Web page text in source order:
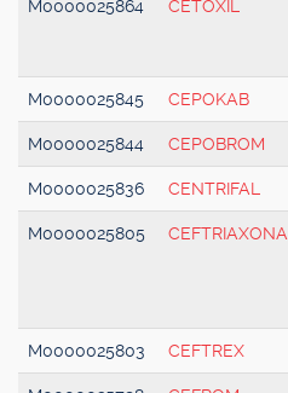
M0000025864 CETOXIL
M0000025845 CEPOKAB
M0000025844 CEPOBROM
M0000025836 CENTRIFAL
M0000025805 CEFTRIAXONA
M0000025803 CEFTREX